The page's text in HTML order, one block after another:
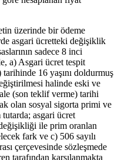
üzerinde bir ödeme
asgari ücretteki değişiklik
sadece 8 inci
a) Asgari ücret tespit
16 yaşını doldurmuş
halinde eski ve
(son teklif verme) tarihi
olan sosyal sigorta primi ve
asgari ücret
ile prim oranlan
fark ve c) 506 sayılı
çerçevesinde sözleşmede
tarafından karşılanmakta